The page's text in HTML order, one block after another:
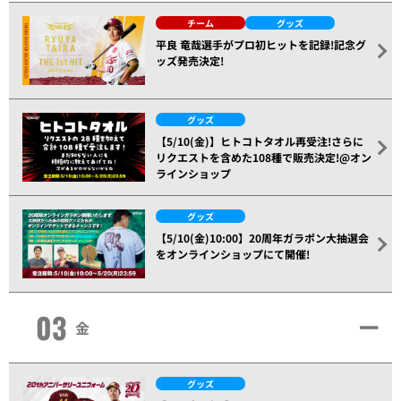
チーム グッズ
平良 竜哉選手がプロ初ヒットを記録!記念グ
ッズ発売決定!
グッズ
【5/10(金)】ヒトコトタオル再受注!さらに
リクエストを含めた108種で販売決定!@オン
ラインショップ
グッズ
【5/10(金)10:00】20周年ガラポン大抽選会
をオンラインショップにて開催!
03 金
グッズ